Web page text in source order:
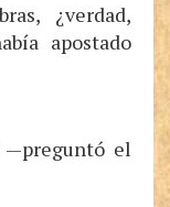
¿verdad,
apostado
—preguntó el